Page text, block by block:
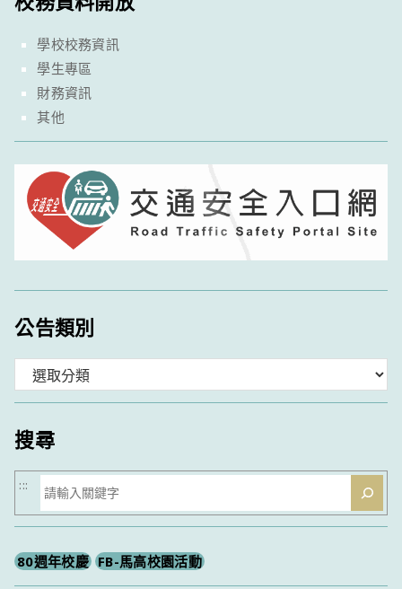
學校校務資訊
學生專區
財務資訊
其他
公告類別
類
搜尋
搜
尋
:::
80週年校慶 FB-馬高校園活動